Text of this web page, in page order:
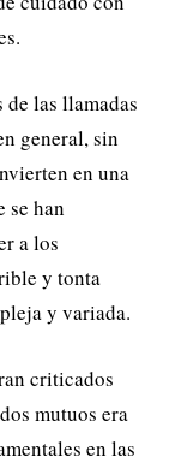
las llamadas
general, sin
en una
se han
a los
y tonta
y variada.
criticados
mutuos era
en las